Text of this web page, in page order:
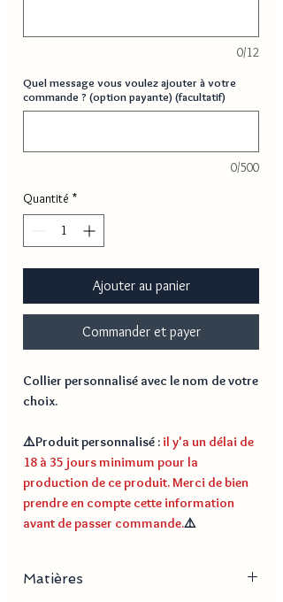
0/12
Quel message vous voulez ajouter à votre
commande ? (option payante) (facultatif)
0/500
Quantité *
Ajouter au panier
Commander et payer
Collier personnalisé avec le nom de votre
choix.
⚠️Produit personnalisé : il y'a un délai de
18 à 35 jours minimum pour la
production de ce produit. Merci de bien
prendre en compte cette information
avant de passer commande.⚠️
Matières